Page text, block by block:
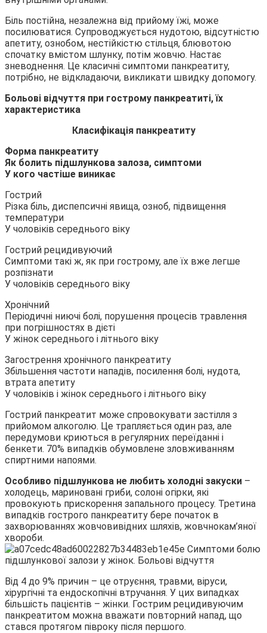
Біль постійна, незалежна від прийому їжі, може
посилюватися. Супроводжується нудотою, відсутністю
апетиту, ознобом, нестійкістю стільця, блювотою
спочатку вмістом шлунку, потім жовчю. Настає
зневоднення. Це класичні симптоми панкреатиту,
потрібно, не відкладаючи, викликати швидку допомогу.
Больові відчуття при гострому панкреатиті, їх
характеристика
Класифікація панкреатиту
Форма панкреатиту
Як болить підшлункова залоза, симптоми
У кого частіше виникає
Гострий
Різка біль, диспепсичні явища, озноб, підвищення
температури
У чоловіків середнього віку
Гострий рецидивуючий
Симптоми такі ж, як при гострому, але їх вже легше
розпізнати
У чоловіків середнього віку
Хронічний
Періодичні ниючі болі, порушення процесів травлення
при погрішностях в дієті
У жінок середнього і літнього віку
Загострення хронічного панкреатиту
Збільшення частоти нападів, посилення болі, нудота,
втрата апетиту
У чоловіків і жінок середнього і літнього віку
Гострий панкреатит може спровокувати застілля з
прийомом алкоголю. Це трапляється один раз, але
передумови криються в регулярних переїданні і
бенкети. 70% випадків обумовлене зловживанням
спиртними напоями.
Особливо підшлункова не любить холодні закуски –
холодець, мариновані гриби, солоні огірки, які
провокують прискорення запального процесу. Третина
випадків гострого панкреатиту бере початок в
захворюваннях жовчовивідних шляхів, жовчнокам’яної
хвороби.
Від 4 до 9% причин – це отруєння, травми, віруси,
хірургічні та ендоскопічні втручання. У цих випадках
більшість пацієнтів – жінки. Гострим рецидивуючим
панкреатитом можна вважати повторний напад, що
стався протягом півроку після першого.